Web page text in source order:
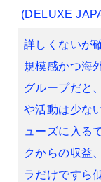
(DELUXE
詳しくないが
規模感かつ海
グループだと
や活動は少な
ューズに入る
クからの収益
ラだけですら